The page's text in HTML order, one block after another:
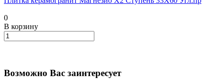
0
В корзину
Возможно Вас заинтересует